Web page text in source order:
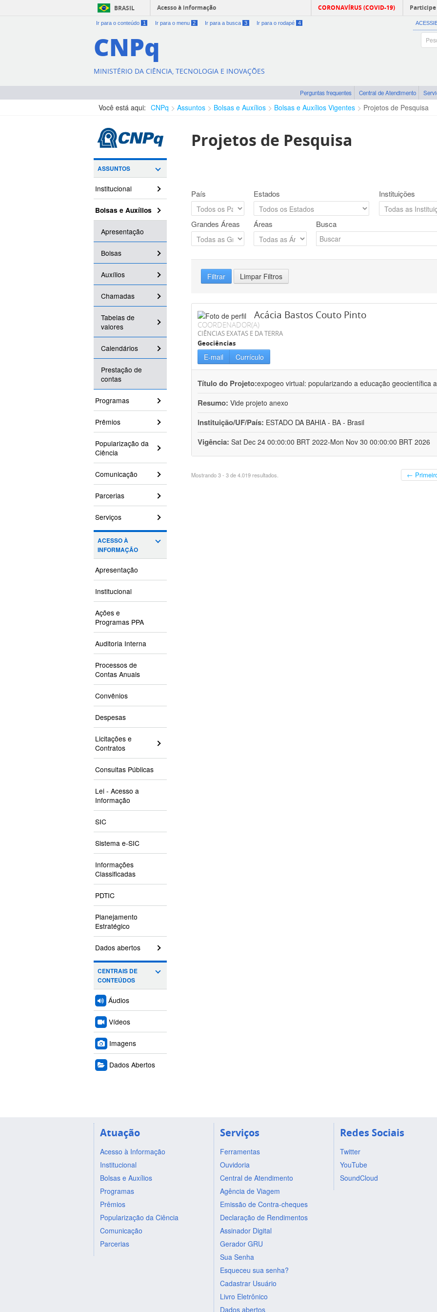
BRASIL Acesso à informação CORONAVÍRUS (COVID-19) Participe
Ir para o conteúdo 1 Ir para o menu 2 Ir para a busca 3 Ir para o rodapé 4
CNPq
MINISTÉRIO DA CIÊNCIA, TECNOLOGIA E INOVAÇÕES
Perguntas frequentes Central de Atendimento
Você está aqui: CNPq Assuntos Bolsas e Auxílios Bolsas e Auxílios Vigentes Projetos de Pesquisa
ASSUNTOS
Institucional
Bolsas e Auxílios
Apresentação
Bolsas
Auxílios
Chamadas
Tabelas de
valores
Calendários
Prestação de
contas
Programas
Prêmios
Popularização da
Ciência
Comunicação
Parcerias
Serviços
ACESSO À
INFORMAÇÃO
Apresentação
Institucional
Ações e
Programas PPA
Auditoria Interna
Processos de
Contas Anuais
Convênios
Despesas
Licitações e
Contratos
Consultas Públicas
Lei - Acesso a
Informação
SIC
Sistema e-SIC
Informações
Classificadas
PDTIC
Planejamento
Estratégico
Dados abertos
CENTRAIS DE
CONTEÚDOS
Áudios
Vídeos
Imagens
Dados Abertos
Projetos de Pesquisa
País Estados Instituições
Grandes Áreas Áreas Busca
Filtrar Limpar Filtros
Acácia Bastos Couto Pinto
COORDENADOR(A)
CIÊNCIAS EXATAS E DA TERRA
Geociências
E-mail Currículo
Título do Projeto:expogeo virtual: popularizando a educação geocientífica
Resumo: Vide projeto anexo
Instituição/UF/País: ESTADO DA BAHIA - BA - Brasil
Vigência: Sat Dec 24 00:00:00 BRT 2022-Mon Nov 30 00:00:00 BRT 2026
Mostrando 3 - 3 de 4.019 resultados. ←
Atuação
Acesso à Informação
Institucional
Bolsas e Auxílios
Programas
Prêmios
Popularização da Ciência
Comunicação
Parcerias
Serviços
Ferramentas
Ouvidoria
Central de Atendimento
Agência de Viagem
Emissão de Contra-cheques
Declaração de Rendimentos
Assinador Digital
Gerador GRU
Sua Senha
Esqueceu sua senha?
Cadastrar Usuário
Livro Eletrônico
Dados abertos
Redes Sociais
Twitter
YouTube
SoundCloud